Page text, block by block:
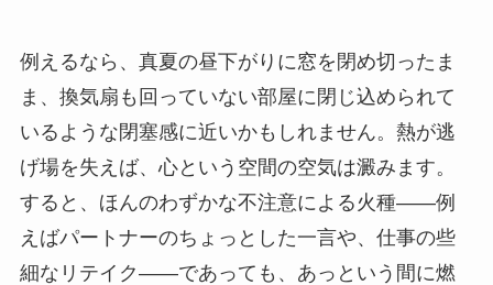
例えるなら、真夏の昼下がりに窓を閉め切ったま
ま、換気扇も回っていない部屋に閉じ込められて
いるような閉塞感に近いかもしれません。熱が逃
げ場を失えば、心という空間の空気は澱みます。
すると、ほんのわずかな不注意による火種――例
えばパートナーのちょっとした一言や、仕事の些
細なリテイク――であっても、あっという間に燃